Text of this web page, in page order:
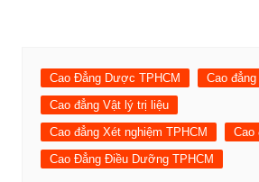
Cao Đẳng Dược TPHCM
Cao
Cao đẳng Vật lý trị liệu
Cao đẳng Xét nghiệm TPHCM
Cao
Cao Đẳng Điều Dưỡng TPHCM